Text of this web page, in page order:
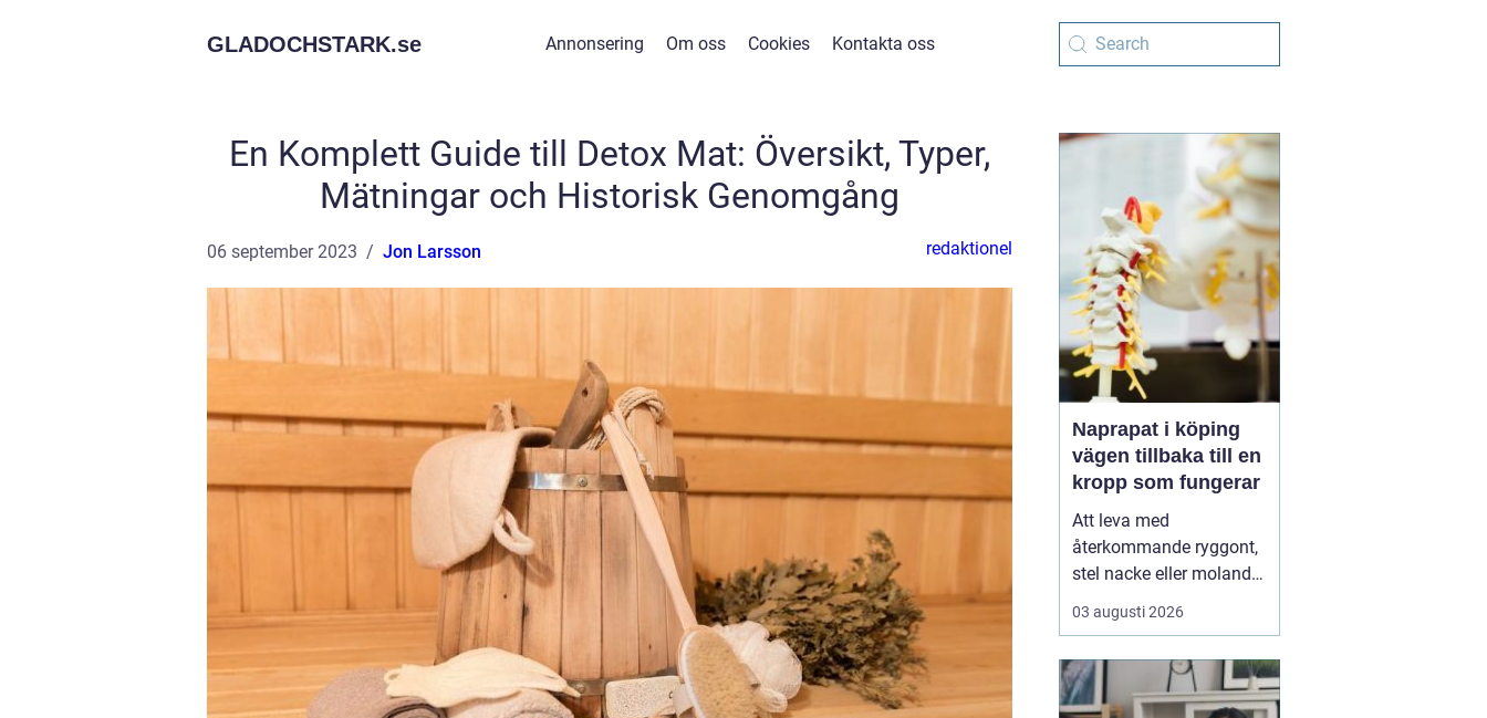
GLADOCHSTARK.se Annonsering Om oss Cookies Kontakta oss
En Komplett Guide till Detox Mat: Översikt, Typer,
Mätningar och Historisk Genomgång
06 september 2023 Jon Larsson redaktionel
Naprapat i köping
vägen tillbaka till en
kropp som fungerar
Att leva med
återkommande ryggont,
stel nacke eller molande
värk i axlar och höfter
sliter på både ork och
länge innan de söker
hjälp, fast problemen
03 augusti 2026